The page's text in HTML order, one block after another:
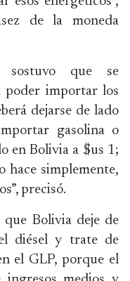
de la moneda
sostuvo que se
poder importar los
dejarse de lado
gasolina o
en Bolivia a $us 1;
hace simplemente,
precisó.
Bolivia deje de
diésel y trate de
el GLP, porque el